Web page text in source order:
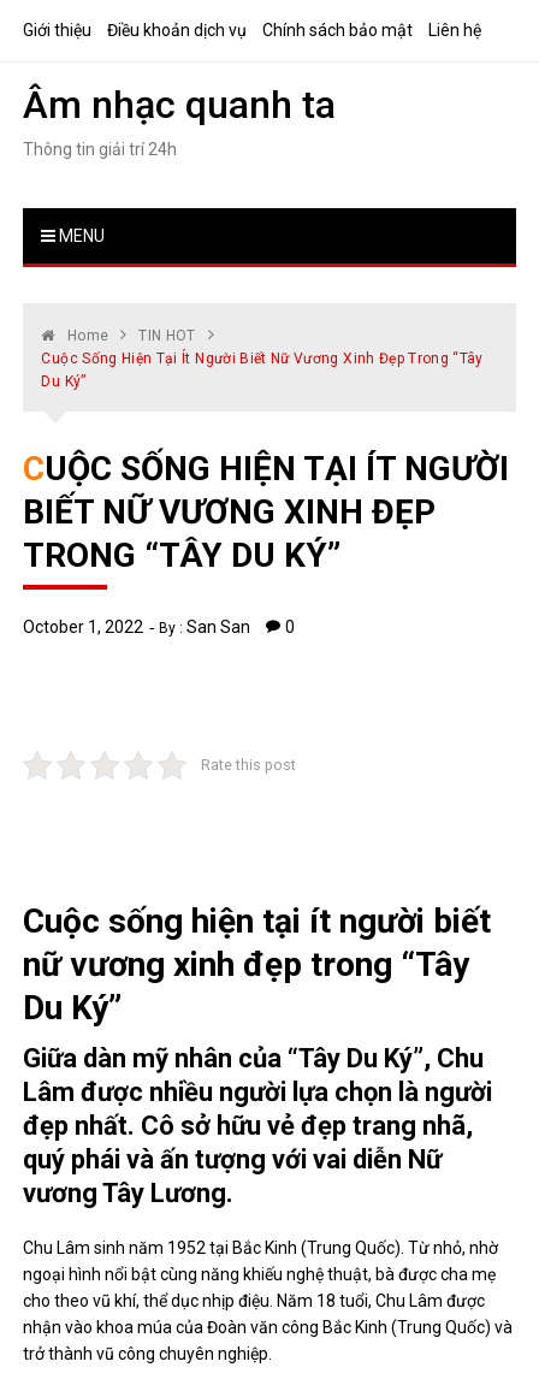
Giới thiệu Điều khoản dịch vụ Chính sách bảo mật Liên hệ
Âm nhạc quanh ta
Thông tin giải trí 24h
MENU
Home
TIN HOT
Cuộc Sống Hiện Tại Ít Người Biết Nữ Vương Xinh Đẹp Trong “Tây
Du Ký”
CUỘC SỐNG HIỆN TẠI ÍT NGƯỜI
BIẾT NỮ VƯƠNG XINH ĐẸP
TRONG “TÂY DU KÝ”
October 1, 2022 By :San San 0
Rate this post
Cuộc sống hiện tại ít người biết
nữ vương xinh đẹp trong “Tây
Du Ký”
Giữa dàn mỹ nhân của “Tây Du Ký”, Chu
Lâm được nhiều người lựa chọn là người
đẹp nhất. Cô sở hữu vẻ đẹp trang nhã,
quý phái và ấn tượng với vai diễn Nữ
vương Tây Lương.
Chu Lâm sinh năm 1952 tại Bắc Kinh (Trung Quốc). Từ nhỏ, nhờ
ngoại hình nổi bật cùng năng khiếu nghệ thuật, bà được cha mẹ
cho theo vũ khí, thể dục nhịp điệu. Năm 18 tuổi, Chu Lâm được
nhận vào khoa múa của Đoàn văn công Bắc Kinh (Trung Quốc) và
trở thành vũ công chuyên nghiệp.